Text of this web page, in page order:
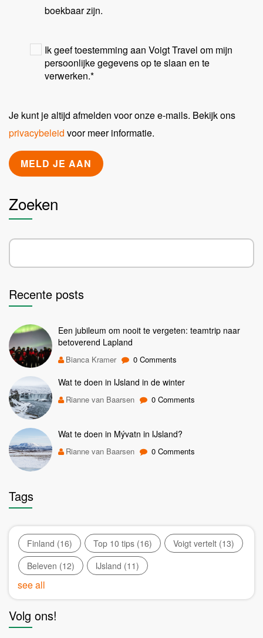
boekbaar zijn.
Ik geef toestemming aan Voigt Travel om mijn
persoonlijke gegevens op te slaan en te
verwerken.*
Je kunt je altijd afmelden voor onze e-mails. Bekijk ons
privacybeleid voor meer informatie.
Zoeken
Recente posts
Een jubileum om nooit te vergeten: teamtrip naar
betoverend Lapland
Bianca Kramer 0 Comments
Wat te doen in IJsland in de winter
Rianne van Baarsen 0 Comments
Wat te doen in Mývatn in IJsland?
Rianne van Baarsen 0 Comments
Tags
Finland (16) Top 10 tips (16) Voigt vertelt (13)
Beleven (12) IJsland (11)
see all
Volg ons!